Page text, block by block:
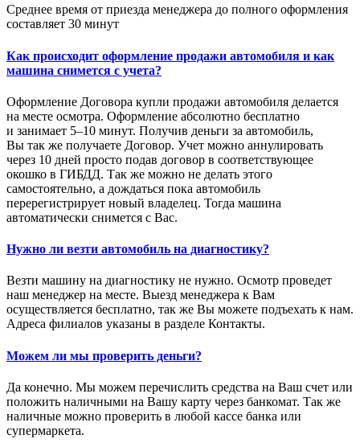
Среднее время от приезда менеджера до полного оформления
составляет 30 минут
Как происходит оформление продажи автомобиля и как
машина снимется с учета?
Оформление Договора купли продажи автомобиля делается
на месте осмотра. Оформление абсолютно бесплатно
и занимает 5–10 минут. Получив деньги за автомобиль,
Вы так же получаете Договор. Учет можно аннулировать
через 10 дней просто подав договор в соответствующее
окошко в ГИБДД. Так же можно не делать этого
самостоятельно, а дождаться пока автомобиль
перерегистрирует новый владелец. Тогда машина
автоматически снимется с Вас.
Нужно ли везти автомобиль на диагностику?
Везти машину на диагностику не нужно. Осмотр проведет
наш менеджер на месте. Выезд менеджера к Вам
осуществляется бесплатно, так же Вы можете подъехать к нам.
Адреса филиалов указаны в разделе Контакты.
Можем ли мы проверить деньги?
Да конечно. Мы можем перечислить средства на Ваш счет или
положить наличными на Вашу карту через банкомат. Так же
наличные можно проверить в любой кассе банка или
супермаркета.